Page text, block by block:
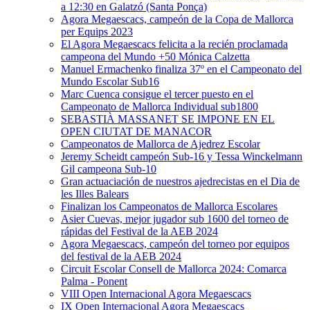
a 12:30 en Galatzó (Santa Ponça)
Agora Megaescacs, campeón de la Copa de Mallorca
per Equips 2023
El Agora Megaescacs felicita a la recién proclamada
campeona del Mundo +50 Mónica Calzetta
Manuel Ermachenko finaliza 37º en el Campeonato del
Mundo Escolar Sub16
Marc Cuenca consigue el tercer puesto en el
Campeonato de Mallorca Individual sub1800
SEBASTIÀ MASSANET SE IMPONE EN EL
OPEN CIUTAT DE MANACOR
Campeonatos de Mallorca de Ajedrez Escolar
Jeremy Scheidt campeón Sub-16 y Tessa Winckelmann
Gil campeona Sub-10
Gran actuaciación de nuestros ajedrecistas en el Dia de
les Illes Balears
Finalizan los Campeonatos de Mallorca Escolares
Asier Cuevas, mejor jugador sub 1600 del torneo de
rápidas del Festival de la AEB 2024
Agora Megaescacs, campeón del torneo por equipos
del festival de la AEB 2024
Circuit Escolar Consell de Mallorca 2024: Comarca
Palma - Ponent
VIII Open Internacional Agora Megaescacs
IX Open Internacional Agora Megaescacs